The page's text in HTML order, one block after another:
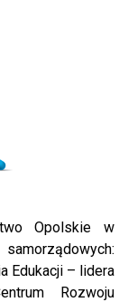
Opolskie w
Edukacji – lidera
Rozwoju